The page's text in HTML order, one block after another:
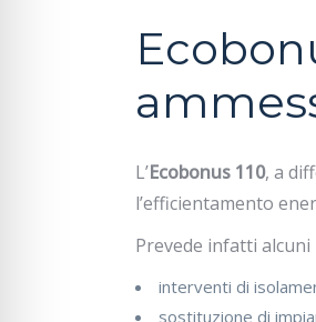
L’Ecobonus 110, a
l’efficientamento
Prevede infatti alcuni
interventi di
sostituzione di